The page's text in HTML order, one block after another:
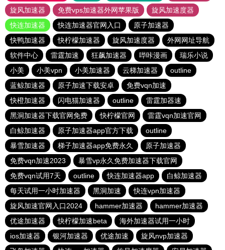
旋风加速器
免费vps加速器外网苹果版
旋风加速度器
快连加速器
快连加速器官网入口
原子加速器
快鸭加速器
快柠檬加速器 旋风加速度器
外网网址导航
软件中心
雷霆加速 狂飙加速器 哔咔漫画
瑞乐小说
小美
小美vpn 小美加速器 云梯加速器
outline
蓝鲸加速器
原子加速下载安卓
免费vqn加速
快橙加速器
闪电猫加速器 outline
雷霆加器速
黑洞加速器下载官网免费
快柠檬官网
雷霆vqn加速官网
白鲸加速器
原子加速器app官方下载
outline
暴雪加速器
梯子加速器app免费永久
原子加速器
免费vqn加速2023
暴雪vp永久免费加速器下载官网
免费vqn试用7天
outline 快连加速器app
白鲸加速器
每天试用一小时加速器
黑洞加速
快连vρn加速器
旋风加速官网入口2024
hammer加速器
hammer加速器
优途加速器
快柠檬加速beta
海外加速器试用一小时
ios加速器
银河加速器 优途加速
旋风nvp加速器